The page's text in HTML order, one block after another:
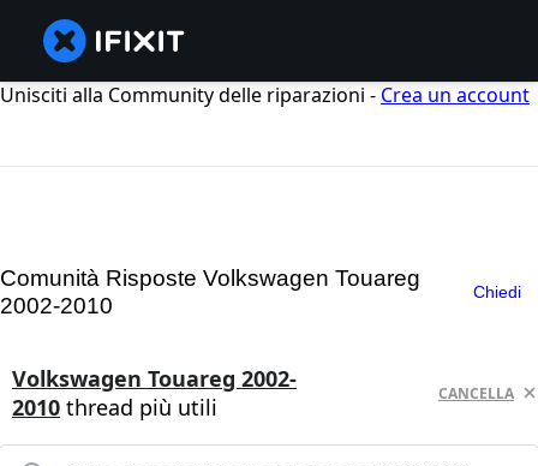
Unisciti alla Community delle riparazioni - Crea un account
Comunità Risposte Volkswagen Touareg
2002-2010
Chiedi
Volkswagen Touareg 2002-
2010 thread più utili CANCELLA